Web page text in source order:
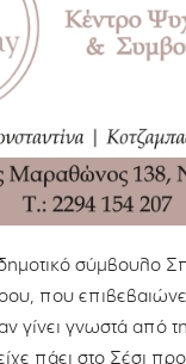
σύμβουλο
που
γίνει γνωστά από
πάει στο Σέσι